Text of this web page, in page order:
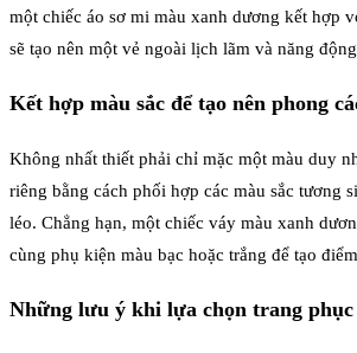
một chiếc áo sơ mi màu xanh dương kết hợp
sẽ tạo nên một vẻ ngoài lịch lãm và năng
Kết hợp màu sắc để tạo nên phong
Không nhất thiết phải chỉ mặc một màu duy
riêng bằng cách phối hợp các màu sắc tương
léo. Chẳng hạn, một chiếc váy màu xanh
cùng phụ kiện màu bạc hoặc trắng để tạo
Những lưu ý khi lựa chọn trang phục